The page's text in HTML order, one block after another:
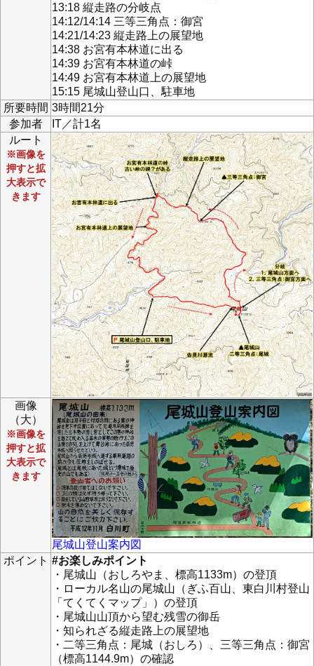
13:18 縦走路の分岐点
14:12/14:14 三等三角点：御宮
14:21/14:23 縦走路上の展望地
14:38 お宮有本林道に出る
14:39 お宮有本林道の峠
14:49 お宮有本林道上の展望地
15:15 尾城山登山口、駐車地
所要時間 3時間21分
参加者
IT／計1名
ルート
※画像を
押すと拡
大表示で
きます
画像
（大）
※画像を
押すと拡
大表示で
きます
尾城山登山案内図
ポイント #お楽しみポイント
・尾城山（おしろやま、標高1133m）の登頂
・ローカル名山の尾城山（ぎふ百山、東白川村登山
「てくてくマップ」）の登頂
・尾城山山頂から望む残雪の御岳
・知られざる縦走路上の展望地
・二等三角点：尾城（おしろ）、三等三角点：御宮
（標高1144.9m）の確認